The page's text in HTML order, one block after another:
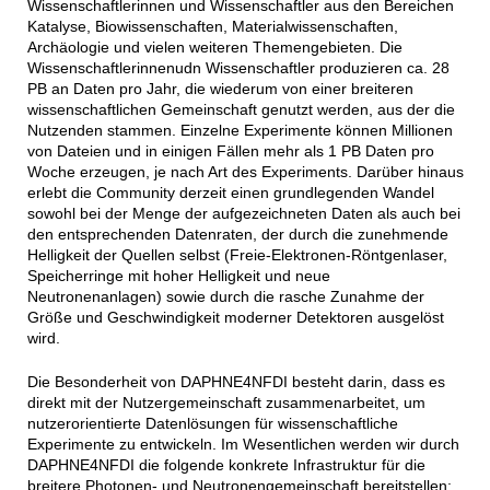
Wissenschaftlerinnen und Wissenschaftler aus den Bereichen
Katalyse, Biowissenschaften, Materialwissenschaften,
Archäologie und vielen weiteren Themengebieten. Die
Wissenschaftlerinnenudn Wissenschaftler produzieren ca. 28
PB an Daten pro Jahr, die wiederum von einer breiteren
wissenschaftlichen Gemeinschaft genutzt werden, aus der die
Nutzenden stammen. Einzelne Experimente können Millionen
von Dateien und in einigen Fällen mehr als 1 PB Daten pro
Woche erzeugen, je nach Art des Experiments. Darüber hinaus
erlebt die Community derzeit einen grundlegenden Wandel
sowohl bei der Menge der aufgezeichneten Daten als auch bei
den entsprechenden Datenraten, der durch die zunehmende
Helligkeit der Quellen selbst (Freie-Elektronen-Röntgenlaser,
Speicherringe mit hoher Helligkeit und neue
Neutronenanlagen) sowie durch die rasche Zunahme der
Größe und Geschwindigkeit moderner Detektoren ausgelöst
wird.
Die Besonderheit von DAPHNE4NFDI besteht darin, dass es
direkt mit der Nutzergemeinschaft zusammenarbeitet, um
nutzerorientierte Datenlösungen für wissenschaftliche
Experimente zu entwickeln. Im Wesentlichen werden wir durch
DAPHNE4NFDI die folgende konkrete Infrastruktur für die
breitere Photonen- und Neutronengemeinschaft bereitstellen: